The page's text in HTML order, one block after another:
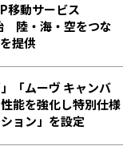
移動サービス
陸・海・空をつな
提供
「ムーヴ キャンバ
能を強化し特別仕様
ョン」を設定